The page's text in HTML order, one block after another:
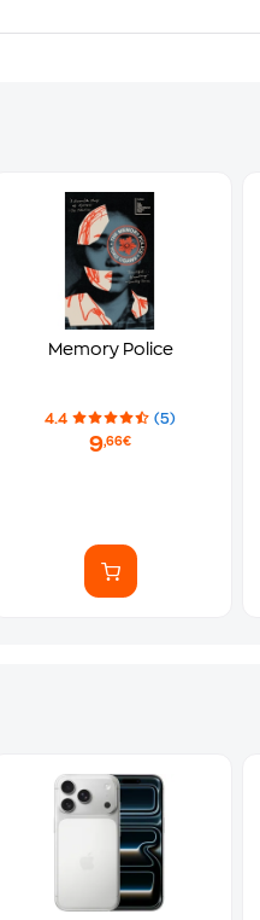
Memory Police
4.4 (5)
9,66€